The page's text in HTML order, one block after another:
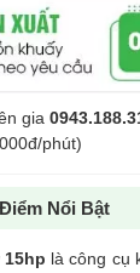
gia
phút)
Nổi Bật
là công cụ